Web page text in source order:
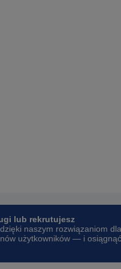
lub rekrutujesz
naszym rozwiązaniom dla
użytkowników — i osiągnąć